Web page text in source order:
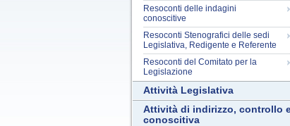
Resoconti delle indagini
conoscitive
Resoconti Stenografici delle sedi
Legislativa, Redigente e Referente
Resoconti del Comitato per la
Legislazione
Attività Legislativa
Attività di indirizzo, controllo
conoscitiva